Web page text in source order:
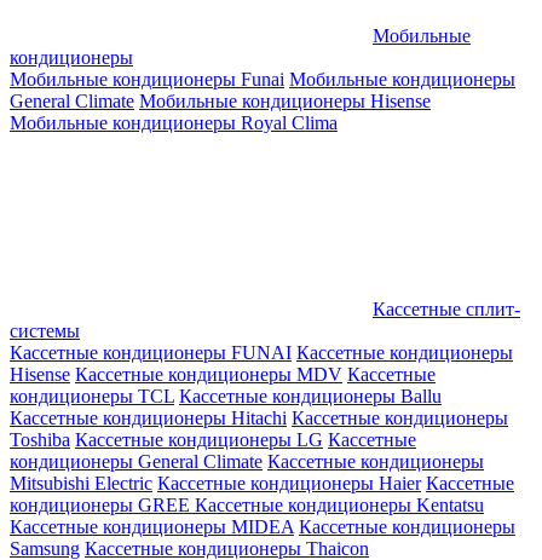
Мобильные
кондиционеры
Мобильные кондиционеры Funai Мобильные кондиционеры
General Climate Мобильные кондиционеры Hisense
Мобильные кондиционеры Royal Clima
Кассетные сплит-
системы
Кассетные кондиционеры FUNAI Кассетные кондиционеры
Hisense Кассетные кондиционеры MDV Кассетные
кондиционеры TCL Кассетные кондиционеры Ballu
Кассетные кондиционеры Hitachi Кассетные кондиционеры
Toshiba Кассетные кондиционеры LG Кассетные
кондиционеры General Climate Кассетные кондиционеры
Mitsubishi Electric Кассетные кондиционеры Haier Кассетные
кондиционеры GREE Кассетные кондиционеры Kentatsu
Кассетные кондиционеры MIDEA Кассетные кондиционеры
Samsung Кассетные кондиционеры Thaicon